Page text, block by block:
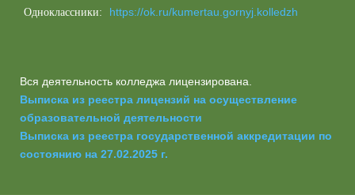
Одноклассники: https://ok.ru/kumertau.gornyj.kolledzh
Вся деятельность колледжа лицензирована.
Выписка из реестра лицензий на осуществление
образовательной деятельности
Выписка из реестра государственной аккредитации по
состоянию на 27.02.2025 г.